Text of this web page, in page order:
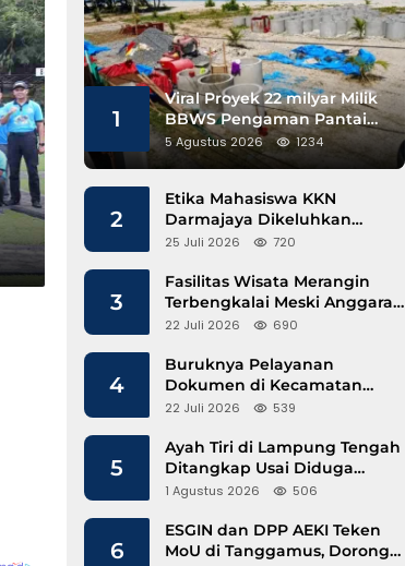
1
Viral Proyek 22 milyar Milik
BBWS Pengaman Pantai
Pesisir Barat Diduga
Gunakan Besi Banci
5 Agustus 2026 1234
2
Etika Mahasiswa KKN
Darmajaya Dikeluhkan
Kepala Pekon Sinar Jawa
25 Juli 2026 720
3
Fasilitas Wisata Merangin
Terbengkalai Meski Anggaran
Perawatan Terus Mengalir
22 Juli 2026 690
4
Buruknya Pelayanan
Dokumen di Kecamatan
Pangkalan Susu, Kinerja
22 Juli 2026 539
5
Ayah Tiri di Lampung Tengah
Ditangkap Usai Diduga
Hamili Anak di Bawah Umur
1 Agustus 2026 506
6
ESGIN dan DPP AEKI Teken
MoU di Tanggamus, Dorong